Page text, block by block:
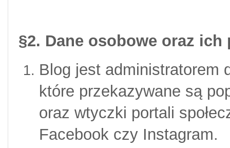
§2. Dane osobowe oraz ich
Blog jest administratorem
które przekazywane są
oraz wtyczki portali
Facebook czy Instagram.